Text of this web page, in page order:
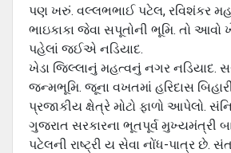
પણ ખરું. વલ્લભભાઈ પટેલ, રવિશંકર
ભાઇકાકા જેવા સપૂતોની ભૂમિ. તો આવો
પહેલાં જઈએ નડિયાદ.
ખેડા જિલ્લાનું મહત્વનું નગર નડિયાદ.
જન્મભૂમિ. જૂના વખતમાં હરિદાસ
પ્રજાકીય ક્ષેત્રે મોટો ફાળો આપેલો.
ગુજરાત સરકારના ભૂતપૂર્વ મુખ્યમંત્રી
પટેલની રાષ્ટ્રી ય સેવા નોંધ-પાત્ર છે.